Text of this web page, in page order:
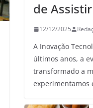
de Assistir
12/12/2025
A Inovação
últimos anos, a
transformado a
experimentamos